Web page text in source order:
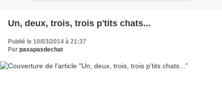
Un, deux, trois, trois p'tits chats...
Publié le 10/03/2014 à 21:37
Par pasapasdechat